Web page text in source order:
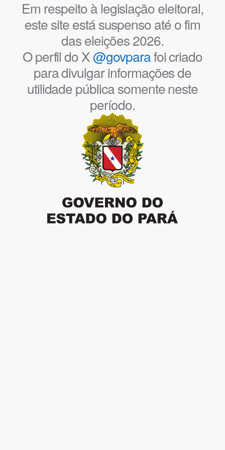
Em respeito à legislação eleitoral,
este site está suspenso até o fim
das eleições 2026.
O perfil do X@govparafoi criado
para divulgar informações de
utilidade pública somente neste
período.